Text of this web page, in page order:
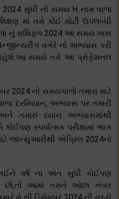
સુધી નો સમય H નામ વાળા
માં તમે કોઈ મોટી ઉપલબ્ધી
નું રાશિફળ 2024 આ સમય ખાસ
વગેરે નો અભ્યાસ કરી
રહેશે.આ સમયે તમે આ પ્રોફેશનલ
2024 નો સમયગાળો તમારા માટે
દરમિયાન, અભ્યાસ પર તમારી
તમારું ધ્યાન અભ્યાસમાંથી
સ્પર્ધાત્મક પરીક્ષામાં ભાગ
જાન્યુઆરીથી એપ્રિલ 2024નો
વર્ષ ના અંત સુધી કોઈપણ
છો,તો આમાં તમને ઓછા નંબર